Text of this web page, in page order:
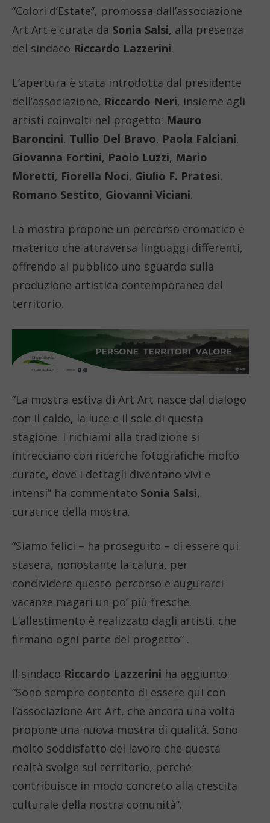
“Colori d’Estate”, promossa dall’associazione
Art Art e curata da Sonia Salsi, alla presenza
del sindaco Riccardo Lazzerini.
L’apertura è stata introdotta dal presidente
dell’associazione, Riccardo Neri, insieme agli
artisti coinvolti nel progetto: Mauro
Baroncini, Tullio Del Bravo, Paola Falciani,
Giovanna Fortini, Paolo Luzzi, Mario
Moretti, Fiorella Noci, Giulio F. Pratesi,
Romano Sestito, Giovanni Viciani.
La mostra propone un percorso cromatico e
materico che attraversa linguaggi differenti,
offrendo al pubblico uno sguardo sulla
produzione artistica contemporanea del
territorio.
“La mostra estiva di Art Art nasce dal dialogo
con il caldo, la luce e il sole di questa
stagione. I richiami alla tradizione si
intrecciano con ricerche fotografiche molto
curate, dove i dettagli diventano vivi e
intensi” ha commentato Sonia Salsi,
curatrice della mostra.
“Siamo felici – ha proseguito – di essere qui
stasera, nonostante la calura, per
condividere questo percorso e augurarci
vacanze magari un po’ più fresche.
L’allestimento è realizzato dagli artisti, che
firmano ogni parte del progetto” .
Il sindaco Riccardo Lazzerini ha aggiunto:
“Sono sempre contento di essere qui con
l’associazione Art Art, che ancora una volta
propone una nuova mostra di qualità. Sono
molto soddisfatto del lavoro che questa
realtà svolge sul territorio, perché
contribuisce in modo concreto alla crescita
culturale della nostra comunità”.